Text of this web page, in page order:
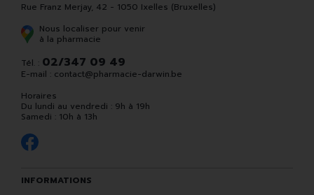
Rue Franz Merjay, 42 - 1050 Ixelles (Bruxelles)
Nous localiser pour venir
à la pharmacie
Tél. : 02/347 09 49
E-mail : contact@pharmacie-darwin.be
Horaires
Du lundi au vendredi : 9h à 19h
Samedi : 10h à 13h
INFORMATIONS